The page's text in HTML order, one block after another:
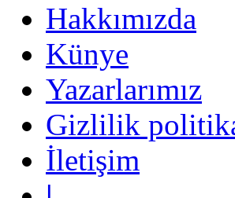
Künye
Yazarlarımız
Gizlilik politikası
İletişim
Hakkımızda
Künye
Yazarlarımız
Gizlilik
İletişim